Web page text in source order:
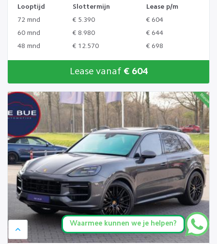
Looptijd Slottermijn
Lease p/m
72 mnd
€ 5.390
€ 604
60 mnd
€ 8.980
€ 644
48 mnd
€ 12.570 € 698
Lease vanaf € 604
Waarmee kunnen we je helpen?